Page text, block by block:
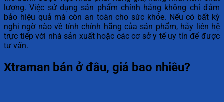
lượng. Việc sử dụng sản phẩm chính hãng không chỉ đảm
bảo hiệu quả mà còn an toàn cho sức khỏe. Nếu có bất kỳ
nghi ngờ nào về tính chính hãng của sản phẩm, hãy liên hệ
trực tiếp với nhà sản xuất hoặc các cơ sở y tế uy tín để được
tư vấn.
Xtraman bán ở đâu, giá bao nhiêu?